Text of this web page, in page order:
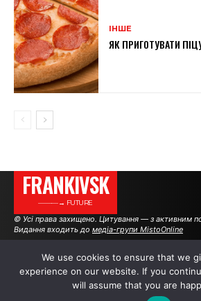
ІНШЕ
ЯК ПРИГОТУВАТИ
FRANKIVSK
———→ FUTURE
© Усі права захищено. Цитування — з активним
Видання входить до медіа-групи MistoOnline
АВТОРИ
We use cookies to ensure that we
experience on our website. If you
will assume that you are